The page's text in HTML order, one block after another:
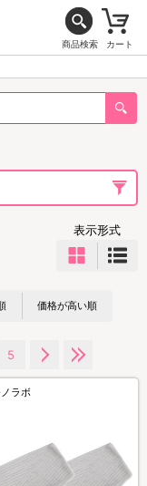
商品検索 カート
表示形式
価格が高い順
5
ラボ